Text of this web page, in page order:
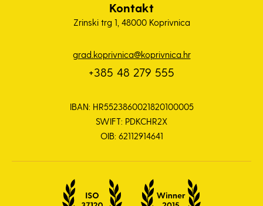
Kontakt
Zrinski trg 1, 48000 Koprivnica
grad.koprivnica@koprivnica.hr
+385 48 279 555
IBAN: HR5523860021820100005
SWIFT: PDKCHR2X
OIB: 62112914641